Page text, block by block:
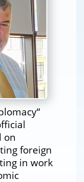
on
foreign
in work